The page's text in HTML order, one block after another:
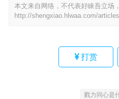
本文来自网络，不代表好睐吾立场
http://shengxiao.hlwaa.com/
打赏
戮力同心是